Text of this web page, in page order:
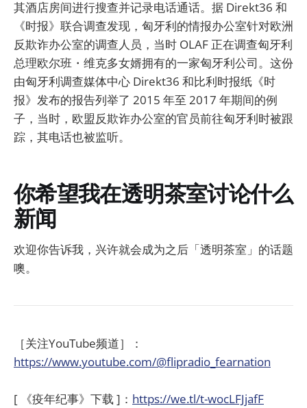
其酒店房间进行搜查并记录电话通话。据 Direkt36 和
《时报》联合调查发现，匈牙利的情报办公室针对欧洲
反欺诈办公室的调查人员，当时 OLAF 正在调查匈牙利
总理欧尔班・维克多女婿拥有的一家匈牙利公司。这份
由匈牙利调查媒体中心 Direkt36 和比利时报纸《时
报》发布的报告列举了 2015 年至 2017 年期间的例
子，当时，欧盟反欺诈办公室的官员前往匈牙利时被跟
踪，其电话也被监听。
你希望我在透明茶室讨论什么
新闻
欢迎你告诉我，兴许就会成为之后「透明茶室」的话题
噢。
［关注YouTube频道］：
https://www.youtube.com/@flipradio_fearnation
[ 《疫年纪事》下载 ]： https://we.tl/t-wocLFJjafF